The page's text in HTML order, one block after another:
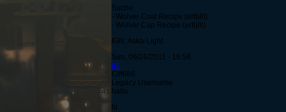
Suche:
- Wolver Coat Recipe (erfüllt)
- Wolver Cap Recipe (erfüllt)
IGN: Aska-Light
Sun, 06/26/2011 - 16:56
#1
Ciff666
Legacy Username
hallo
hi